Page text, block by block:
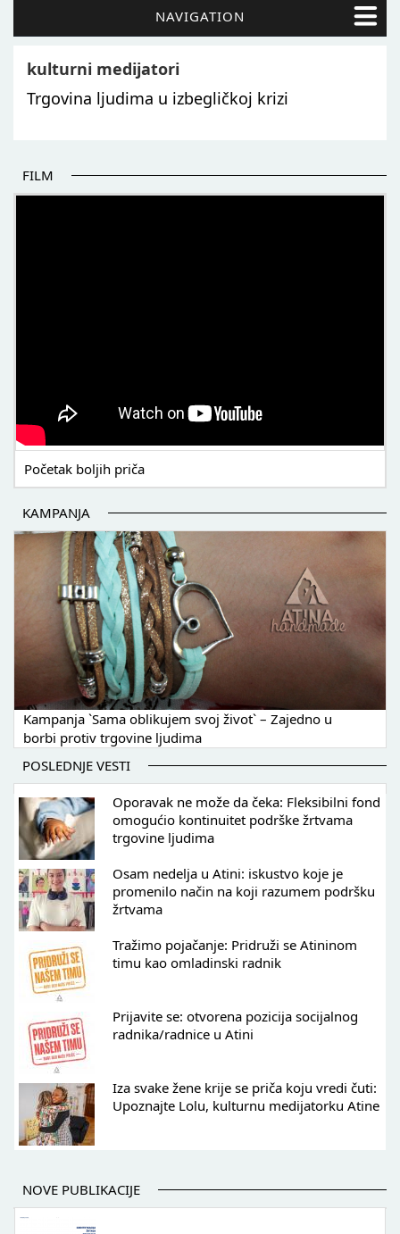
NAVIGATION
kulturni medijatori
Trgovina ljudima u izbegličkoj krizi
FILM
Početak boljih priča
KAMPANJA
Kampanja `Sama oblikujem svoj život` – Zajedno u
borbi protiv trgovine ljudima
POSLEDNJE VESTI
Oporavak ne može da čeka: Fleksibilni fond
omogućio kontinuitet podrške žrtvama
trgovine ljudima
Osam nedelja u Atini: iskustvo koje je
promenilo način na koji razumem podršku
žrtvama
Tražimo pojačanje: Pridruži se Atininom
timu kao omladinski radnik
Prijavite se: otvorena pozicija socijalnog
radnika/radnice u Atini
Iza svake žene krije se priča koju vredi čuti:
Upoznajte Lolu, kulturnu medijatorku Atine
NOVE PUBLIKACIJE